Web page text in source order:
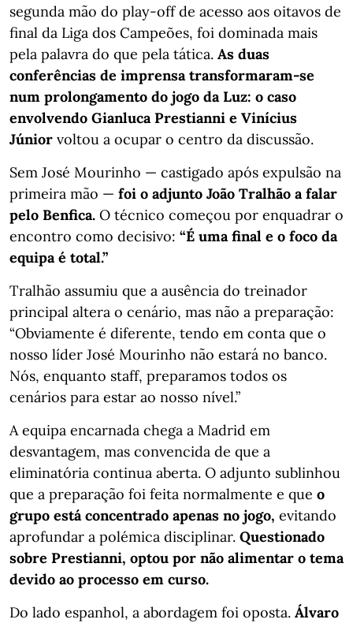
segunda mão do play-off de acesso aos oitavos de
final da Liga dos Campeões, foi dominada mais
pela palavra do que pela tática. As duas
conferências de imprensa transformaram-se
num prolongamento do jogo da Luz: o caso
envolvendo Gianluca Prestianni e Vinícius
Júnior voltou a ocupar o centro da discussão.
Sem José Mourinho — castigado após expulsão na
primeira mão — foi o adjunto João Tralhão a falar
pelo Benfica. O técnico começou por enquadrar o
encontro como decisivo: “É uma final e o foco da
equipa é total.”
Tralhão assumiu que a ausência do treinador
principal altera o cenário, mas não a preparação:
“Obviamente é diferente, tendo em conta que o
nosso líder José Mourinho não estará no banco.
Nós, enquanto staff, preparamos todos os
cenários para estar ao nosso nível.”
A equipa encarnada chega a Madrid em
desvantagem, mas convencida de que a
eliminatória continua aberta. O adjunto sublinhou
que a preparação foi feita normalmente e que o
grupo está concentrado apenas no jogo, evitando
aprofundar a polémica disciplinar. Questionado
sobre Prestianni, optou por não alimentar o tema
devido ao processo em curso.
Do lado espanhol, a abordagem foi oposta. Álvaro